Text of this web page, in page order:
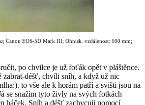
; Canon EOS-5D Mark III; Ohnisk. vzdálenost: 500 mm;
po chvilce je už foťák opět v pláštěnce.
zabrat-déšť, chvíli sníh, a když už nic
to vše ale k horám patří a svišti jsou na
se snažím tyto živly na svých fotkách
háček. Sníh a déšť zachycuji pomocí